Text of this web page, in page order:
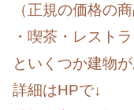
（正規の価格の
・喫茶・レスト
といくつか建物が
詳細はHPで↓